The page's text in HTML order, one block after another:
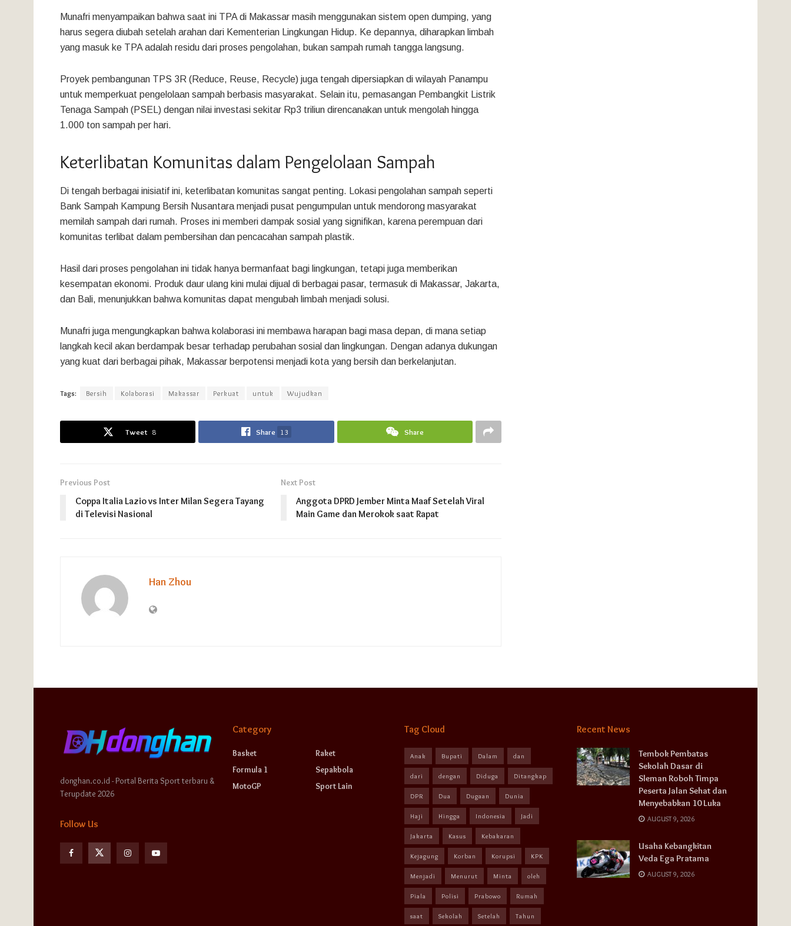
Munafri menyampaikan bahwa saat ini TPA di Makassar masih menggunakan sistem open dumping, yang
harus segera diubah setelah arahan dari Kementerian Lingkungan Hidup. Ke depannya, diharapkan limbah
yang masuk ke TPA adalah residu dari proses pengolahan, bukan sampah rumah tangga langsung.
Proyek pembangunan TPS 3R (Reduce, Reuse, Recycle) juga tengah dipersiapkan di wilayah Panampu
untuk memperkuat pengelolaan sampah berbasis masyarakat. Selain itu, pemasangan Pembangkit Listrik
Tenaga Sampah (PSEL) dengan nilai investasi sekitar Rp3 triliun direncanakan untuk mengolah hingga
1.000 ton sampah per hari.
Keterlibatan Komunitas dalam Pengelolaan Sampah
Di tengah berbagai inisiatif ini, keterlibatan komunitas sangat penting. Lokasi pengolahan sampah seperti
Bank Sampah Kampung Bersih Nusantara menjadi pusat pengumpulan untuk mendorong masyarakat
memilah sampah dari rumah. Proses ini memberi dampak sosial yang signifikan, karena perempuan dari
komunitas terlibat dalam pembersihan dan pencacahan sampah plastik.
Hasil dari proses pengolahan ini tidak hanya bermanfaat bagi lingkungan, tetapi juga memberikan
kesempatan ekonomi. Produk daur ulang kini mulai dijual di berbagai pasar, termasuk di Makassar, Jakarta,
dan Bali, menunjukkan bahwa komunitas dapat mengubah limbah menjadi solusi.
Munafri juga mengungkapkan bahwa kolaborasi ini membawa harapan bagi masa depan, di mana setiap
langkah kecil akan berdampak besar terhadap perubahan sosial dan lingkungan. Dengan adanya dukungan
yang kuat dari berbagai pihak, Makassar berpotensi menjadi kota yang bersih dan berkelanjutan.
Tags: Bersih Kolaborasi Makassar Perkuat untuk Wujudkan
Tweet 8 Share 13 Share
Previous Post
Coppa Italia Lazio vs Inter Milan Segera Tayang
di Televisi Nasional
Next Post
Anggota DPRD Jember Minta Maaf Setelah Viral
Main Game dan Merokok saat Rapat
Han Zhou
donghan.co.id - Portal Berita Sport terbaru &
Terupdate 2026
Follow Us
Category
Basket
Formula 1
MotoGP
Raket
Sepakbola
Sport Lain
Tag Cloud
Anak Bupati Dalam dan
dari dengan Diduga Ditangkap
DPR Dua Dugaan Dunia
Haji Hingga Indonesia Jadi
Jakarta Kasus Kebakaran
Kejagung Korban Korupsi KPK
Menjadi Menurut Minta oleh
Piala Polisi Prabowo Rumah
saat Sekolah Setelah Tahun
Recent News
Tembok Pembatas
Sekolah Dasar di
Sleman Roboh Timpa
Peserta Jalan Sehat dan
Menyebabkan 10 Luka
AUGUST 9, 2026
Usaha Kebangkitan
Veda Ega Pratama
AUGUST 9, 2026